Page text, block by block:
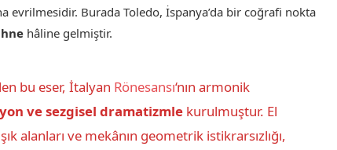
evrilmesidir. Burada Toledo, İspanya’da bir coğrafi nokta
hâline gelmiştir.
bu eser, İtalyan Rönesansı‘nın armonik
ve sezgisel dramatizmlekurulmuştur. El
alanları ve mekânın geometrik istikrarsızlığı,